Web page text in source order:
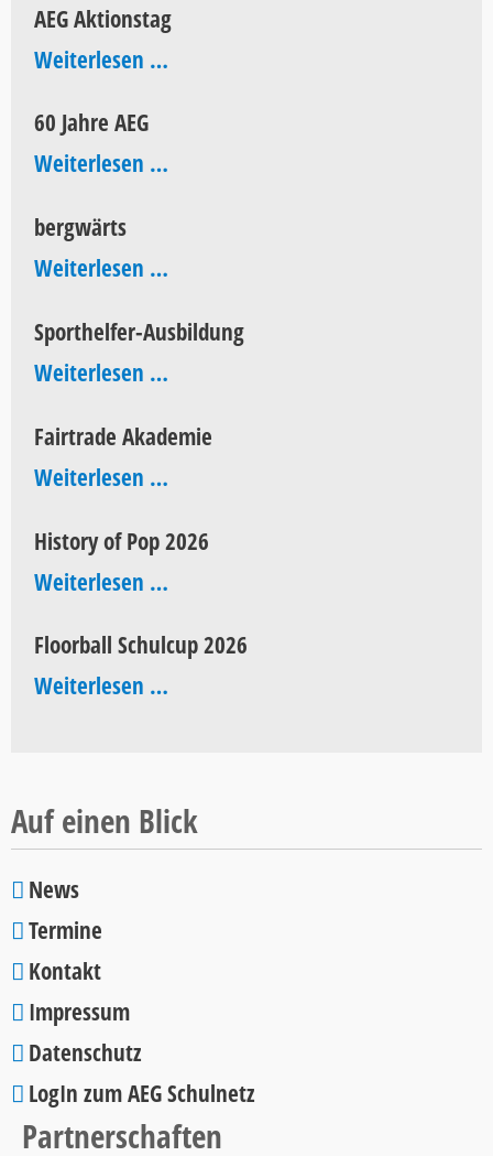
AEG Aktionstag
Weiterlesen …AEG
60 Jahre AEG
Weiterlesen …60
bergwärts
Weiterlesen …bergwärts
Sporthelfer-Ausbildung
Weiterlesen …Sporthelfer-
Fairtrade Akademie
Weiterlesen …Fairtrade
History of Pop 2026
Weiterlesen …History
Pop
2026
Floorball Schulcup 2026
Weiterlesen …Floorball
Auf einen Blick
Navigation
überspringen
News
Termine
Kontakt
Impressum
Datenschutz
LogIn zum AEG Schulnetz
Partnerschaften